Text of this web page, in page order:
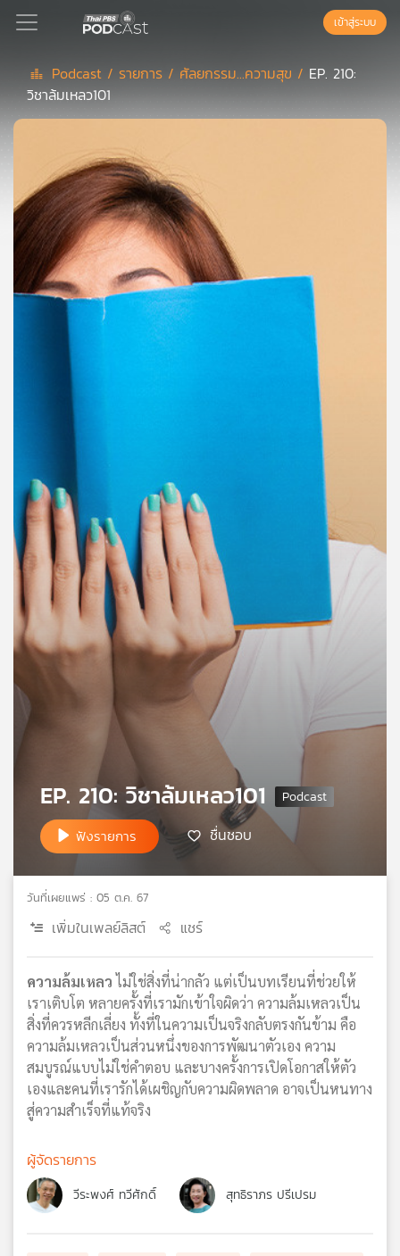
Podcast
ลิ
สต์
แนะนำ
เพลง
บทความ
ข่าว
และ
กิจกรรม
เกี่ยว
กับ
ไทย
เอส
แผนที่
วิทยุ
เครือ
ข่าย
เข้าสู่ระบบ
Podcast / รายการ / ศัลยกรรม...ความสุข / EP. 210:
วิชาล้มเหลว101
EP. 210: วิชาล้มเหลว101
ฟังรายการ ชื่นชอบ
วันที่เผยแพร่ : 05 ต.ค. 67
เพิ่มในเพลย์ลิสต์ แชร์
ความล้มเหลวไม่ใช่สิ่งที่น่ากลัว แต่เป็นบทเรียนที่ช่วยให้
เราเติบโต หลายครั้งที่เรามักเข้าใจผิดว่า ความล้มเหลวเป็น
สิ่งที่ควรหลีกเลี่ยง ทั้งที่ในความเป็นจริงกลับตรงกันข้าม คือ
ความล้มเหลวเป็นส่วนหนึ่งของการพัฒนาตัวเอง ความ
สมบูรณ์แบบไม่ใช่คำตอบ และบางครั้งการเปิดโอกาสให้ตัว
เองและคนที่เรารักได้เผชิญกับความผิดพลาด อาจเป็นหนทาง
สู่ความสำเร็จที่แท้จริง
ผู้จัดรายการ
วีระพงศ์ ทวีศักดิ์ สุทธิราภร ปรีเปรม